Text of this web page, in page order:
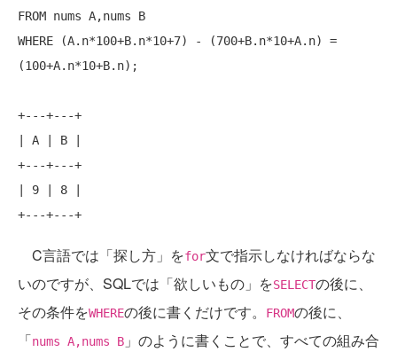
FROM
WHERE (A.n*100+B.n*10+7) - (700+B.n*10+A.n) =
(100+A.n*10+B.n);
+---+---+
| A | B |
+---+---+
| 9 | 8 |
+---+---+
C言語では「探し方」をfor文で指示しなければならな
いのですが、SQLでは「欲しいもの」をSELECTの後に、
その条件をWHEREの後に書くだけです。 FROMの後に、
「nums A,nums B 」のように書くことで、すべての組み合